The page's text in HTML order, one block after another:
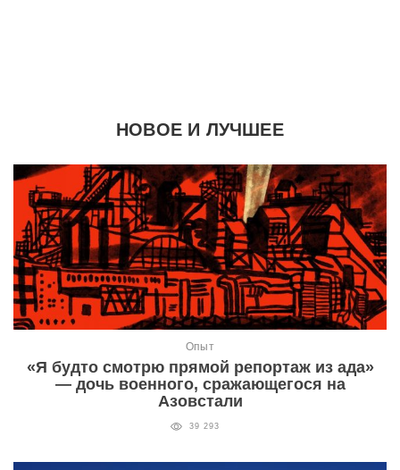
НОВОЕ И ЛУЧШЕЕ
Опыт
«Я будто смотрю прямой репортаж из ада»
— дочь военного, сражающегося на
Азовстали
39 293